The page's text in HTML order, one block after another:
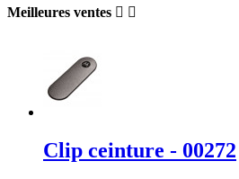
Meilleures ventes  
Clip ceinture - 00272